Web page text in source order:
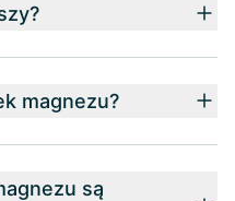
magnezu?
są